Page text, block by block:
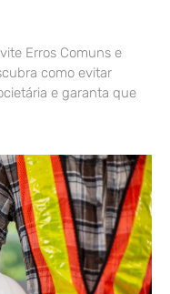
Erros Comuns e
como evitar
e garanta que